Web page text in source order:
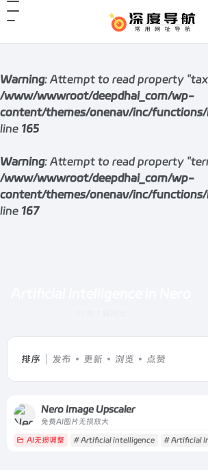
Warning: Attempt to read property
/www/wwwroot/deepdhai_com/wp-
content/themes/onenav/inc/
line 165
Warning: Attempt to read property
/www/wwwroot/deepdhai_com/wp-
content/themes/onenav/inc/
line 167
排序 发布 更新 浏览 点赞
Nero Image Upscaler
免费AI图片无损放大
AI无损调整 # Artificial intelligence # Artificial